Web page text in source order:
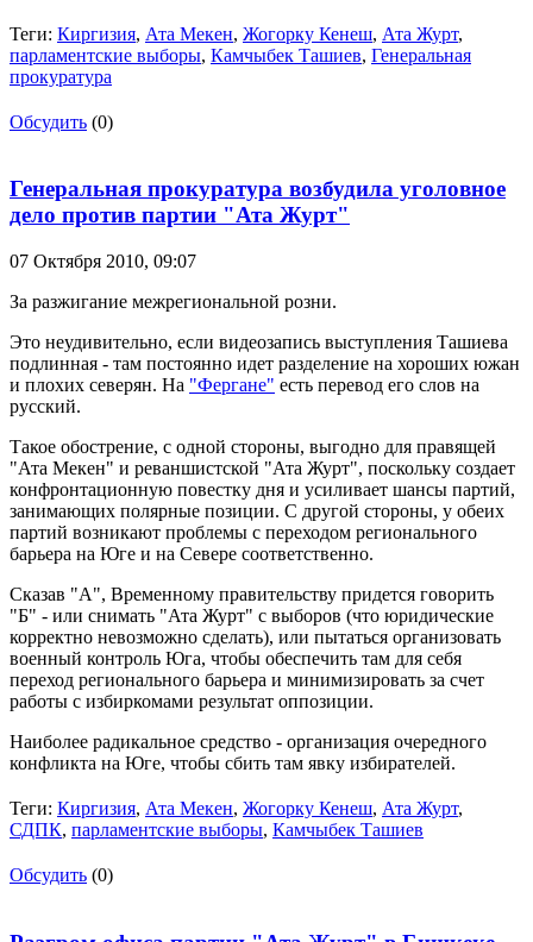
Теги: Киргизия, Ата Мекен, Жогорку Кенеш, Ата Журт,
парламентские выборы, Камчыбек Ташиев, Генеральная
прокуратура
Обсудить (0)
Генеральная прокуратура возбудила уголовное
дело против партии "Ата Журт"
07 Октября 2010, 09:07
За разжигание межрегиональной розни.
Это неудивительно, если видеозапись выступления Ташиева
подлинная - там постоянно идет разделение на хороших южан
и плохих северян. На "Фергане" есть перевод его слов на
русский.
Такое обострение, с одной стороны, выгодно для правящей
"Ата Мекен" и реваншистской "Ата Журт", поскольку создает
конфронтационную повестку дня и усиливает шансы партий,
занимающих полярные позиции. С другой стороны, у обеих
партий возникают проблемы с переходом регионального
барьера на Юге и на Севере соответственно.
Сказав "А", Временному правительству придется говорить
"Б" - или снимать "Ата Журт" с выборов (что юридические
корректно невозможно сделать), или пытаться организовать
военный контроль Юга, чтобы обеспечить там для себя
переход регионального барьера и минимизировать за счет
работы с избиркомами результат оппозиции.
Наиболее радикальное средство - организация очередного
конфликта на Юге, чтобы сбить там явку избирателей.
Теги: Киргизия, Ата Мекен, Жогорку Кенеш, Ата Журт,
СДПК, парламентские выборы, Камчыбек Ташиев
Обсудить (0)